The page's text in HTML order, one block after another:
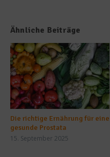
Ähnliche Beiträge
Die richtige Ernährung für eine
gesunde Prostata
15. September 2025